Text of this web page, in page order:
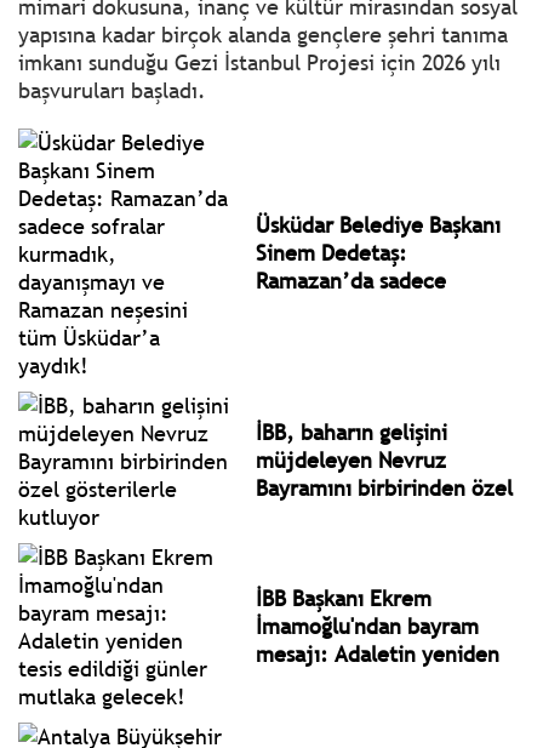
mimari dokusuna, inanç ve kültür mirasından sosyal
yapısına kadar birçok alanda gençlere şehri tanıma
imkanı sunduğu Gezi İstanbul Projesi için 2026 yılı
başvuruları başladı.
Üsküdar Belediye Başkanı
Sinem Dedetaş:
Ramazan’da sadece
İBB, baharın gelişini
müjdeleyen Nevruz
Bayramını birbirinden özel
İBB Başkanı Ekrem
İmamoğlu'ndan bayram
mesajı: Adaletin yeniden